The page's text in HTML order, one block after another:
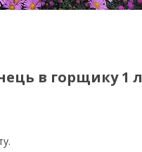
в горщику 1 л